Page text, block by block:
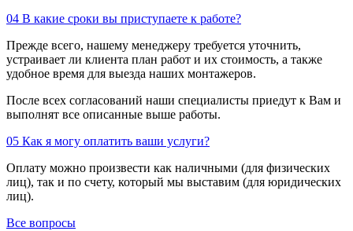
04 В какие сроки вы приступаете к работе?
Прежде всего, нашему менеджеру требуется уточнить,
устраивает ли клиента план работ и их стоимость, а также
удобное время для выезда наших монтажеров.
После всех согласований наши специалисты приедут к Вам и
выполнят все описанные выше работы.
05 Как я могу оплатить ваши услуги?
Оплату можно произвести как наличными (для физических
лиц), так и по счету, который мы выставим (для юридических
лиц).
Все вопросы